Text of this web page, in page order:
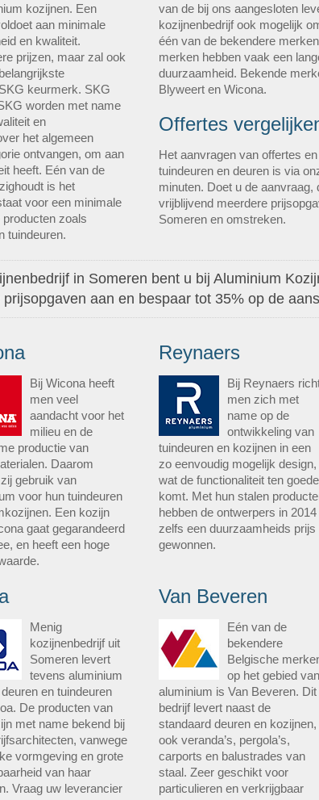
kozijnen. Een
aan minimale
en kwaliteit.
prijzen, maar zal ook
keurmerk. SKG
worden met name
en
het algemeen
ontvangen, om aan
heeft. Eén van de
is het
voor een minimale
zoals
tuindeuren.
van de bij ons aangesloten
kozijnenbedrijf ook mogelijk
één van de bekendere
merken hebben vaak een
duurzaamheid. Bekende
Blyweert en Wicona.
Offertes
Het aanvragen van offertes
tuindeuren en deuren is via
minuten. Doet u de
vrijblijvend meerdere
Someren en omstreken.
in Someren bent u bij Aluminium
aan en bespaar tot 35% op de
Bij Wicona heeft
men veel
aandacht voor het
milieu en de
productie van
Daarom
gebruik van
voor hun tuindeuren
Een kozijn
gaat gegarandeerd
en heeft een hoge
Reynaers
Bij Reynaers
men zich met
name op de
ontwikkeling van
tuindeuren en kozijnen in een
zo eenvoudig mogelijk design,
wat de functionaliteit ten goede
komt. Met hun stalen
hebben de ontwerpers in 2014
zelfs een duurzaamheids prijs
gewonnen.
Menig
kozijnenbedrijf uit
Someren levert
tevens aluminium
en tuindeuren
De producten van
met name bekend bij
vanwege
vormgeving en grote
van haar
Vraag uw leverancier
Van Beveren
Eén van de
bekendere
Belgische
op het gebied van
aluminium is Van Beveren. Dit
bedrijf levert naast de
standaard deuren en kozijnen,
ook veranda’s, pergola’s,
carports en balustrades van
staal. Zeer geschikt voor
particulieren en verkrijgbaar